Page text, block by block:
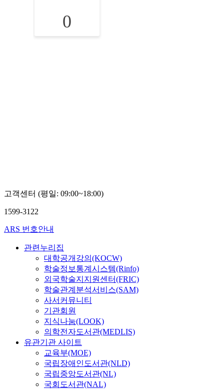
0
고객센터 (평일: 09:00~18:00)
1599-3122
ARS 번호안내
관련누리집
대학공개강의(KOCW)
학술정보통계시스템(Rinfo)
외국학술지지원센터(FRIC)
학술관계분석서비스(SAM)
사서커뮤니티
기관회원
지식나눔(LOOK)
의학전자도서관(MEDLIS)
유관기관 사이트
교육부(MOE)
국립장애인도서관(NLD)
국립중앙도서관(NL)
국회도서관(NAL)